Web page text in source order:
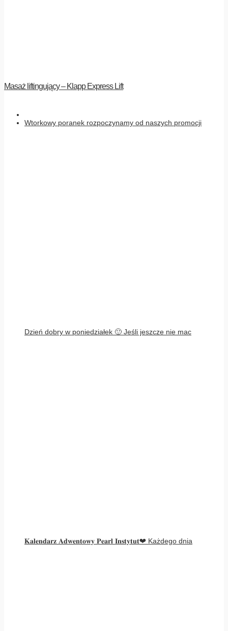
Masaż liftingujący – Klapp Express Lift
Wtorkowy poranek rozpoczynamy od naszych promocji
Dzień dobry w poniedziałek 🙂 Jeśli jeszcze nie mac
𝐊𝐚𝐥𝐞𝐧𝐝𝐚𝐫𝐳 𝐀𝐝𝐰𝐞𝐧𝐭𝐨𝐰𝐲 𝐏𝐞𝐚𝐫𝐥 𝐈𝐧𝐬𝐭𝐲𝐭𝐮𝐭❤ Każdego dnia